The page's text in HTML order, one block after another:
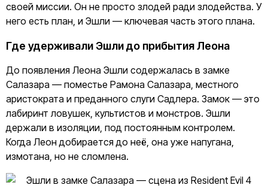
своей миссии. Он не просто злодей ради злодейства. У
него есть план, и Эшли — ключевая часть этого плана.
Где удерживали Эшли до прибытия Леона
До появления Леона Эшли содержалась в замке
Салазара — поместье Рамона Салазара, местного
аристократа и преданного слуги Садлера. Замок — это
лабиринт ловушек, культистов и монстров. Эшли
держали в изоляции, под постоянным контролем.
Когда Леон добирается до неё, она уже напугана,
измотана, но не сломлена.